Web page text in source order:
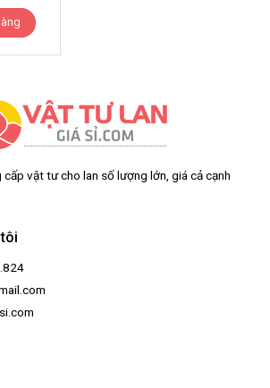
cấp vật tư cho lan số lượng lớn, giá cả cạnh